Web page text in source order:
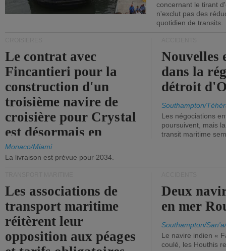
concernant le tirant
n'exclut pas des
quotidien de transits.
Le contrat avec
Fincantieri pour la
construction d'un
troisième navire de
croisière pour Crystal
est désormais en
vigueur.
Monaco/Miami
La livraison est prévue pour 2034.
Nouvelles
dans la
détroit
Southampton/
Les négociations
poursuivent, mais
transit maritime
Les associations de
transport maritime
réitèrent leur
opposition aux péages
Deux
en mer
Southampton/
Le navire indien «
coulé, les Houthis